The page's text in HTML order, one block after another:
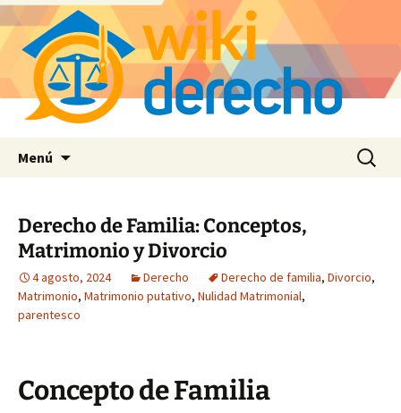
Menú Buscar:
Derecho de Familia: Conceptos,
Matrimonio y Divorcio
4 agosto, 2024 Derecho Derecho de familia, Divorcio,
Matrimonio, Matrimonio putativo, Nulidad Matrimonial,
parentesco
Concepto de Familia